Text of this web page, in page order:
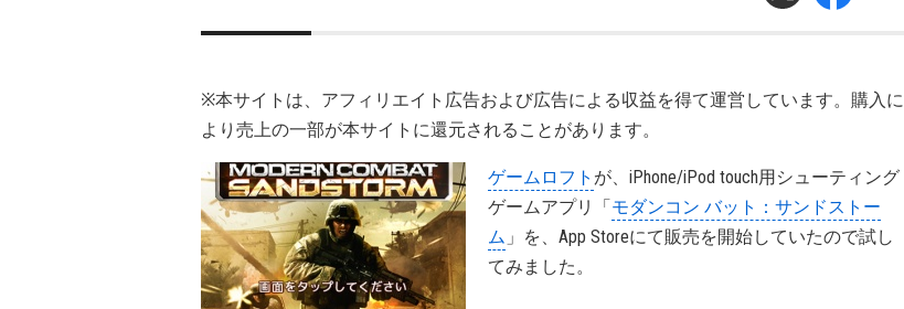
※本サイトは、アフィリエイト広告および広告による収益を得て運営しています。購入に
より売上の一部が本サイトに還元されることがあります。
ゲームロフト が、iPhone/iPod touch用シューティング
ゲームアプリ「モダンコン バット：サンドストー
ム 」を、App Storeにて販売を開始していたので試し
てみました。